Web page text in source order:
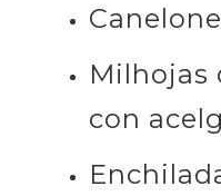
Milhojas
con